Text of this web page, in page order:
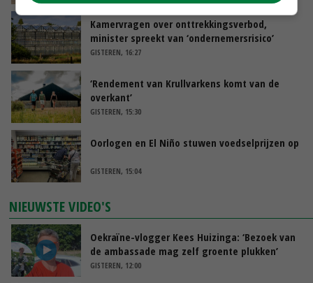
Kamervragen over onttrekkingsverbod,
minister spreekt van ‘ondernemersrisico’
GISTEREN, 16:27
‘Rendement van Krullvarkens komt van de
overkant’
GISTEREN, 15:30
Oorlogen en El Niño stuwen voedselprijzen op
GISTEREN, 15:04
NIEUWSTE VIDEO'S
Oekraïne-vlogger Kees Huizinga: ‘Bezoek van
de ambassade mag zelf groente plukken’
GISTEREN, 12:00